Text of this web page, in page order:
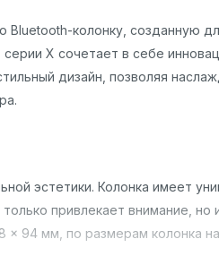
колонку, созданную
X сочетает в себе
дизайн, позволяя
эстетики. Колонка имеет
привлекает внимание, но
94 мм, по размерам колонка